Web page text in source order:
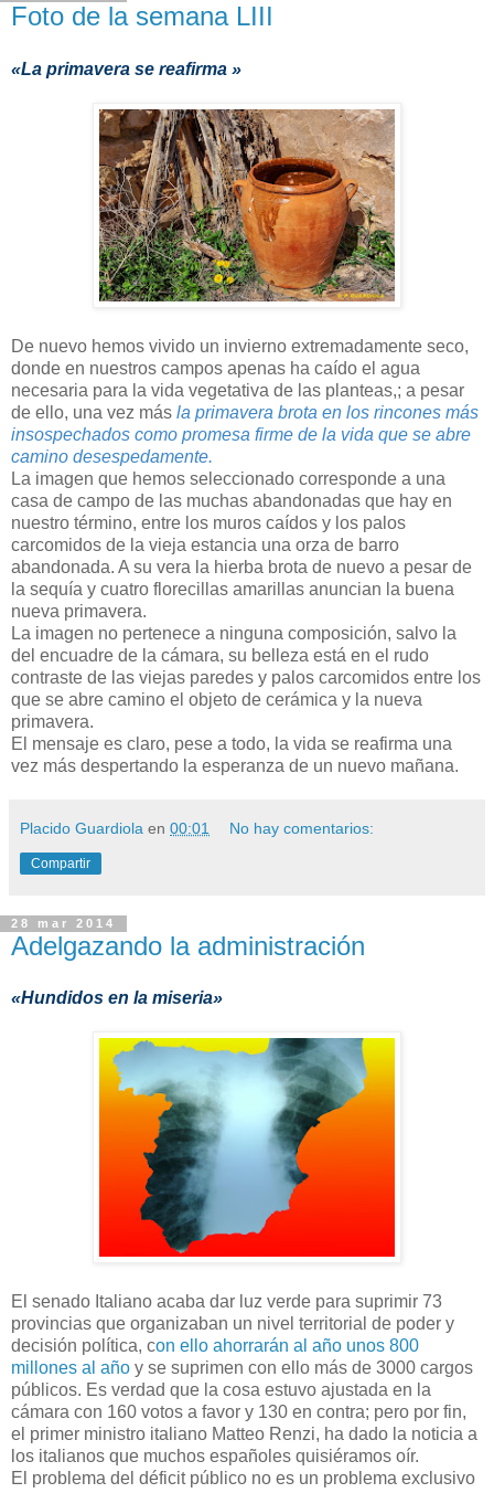
Foto de la semana LIII
«La primavera se reafirma »
De nuevo hemos vivido un invierno extremadamente seco,
donde en nuestros campos apenas ha caído el agua
necesaria para la vida vegetativa de las planteas,; a pesar
de ello, una vez más la primavera brota en los rincones más
insospechados como promesa firme de la vida que se abre
camino desespedamente.
La imagen que hemos seleccionado corresponde a una
casa de campo de las muchas abandonadas que hay en
nuestro término, entre los muros caídos y los palos
carcomidos de la vieja estancia una orza de barro
abandonada. A su vera la hierba brota de nuevo a pesar de
la sequía y cuatro florecillas amarillas anuncian la buena
nueva primavera.
La imagen no pertenece a ninguna composición, salvo la
del encuadre de la cámara, su belleza está en el rudo
contraste de las viejas paredes y palos carcomidos entre los
que se abre camino el objeto de cerámica y la nueva
primavera.
El mensaje es claro, pese a todo, la vida se reafirma una
vez más despertando la esperanza de un nuevo mañana.
Placido Guardiola en 00:01 No hay comentarios:
Compartir
28 mar 2014
Adelgazando la administración
«Hundidos en la miseria»
El senado Italiano acaba dar luz verde para suprimir 73
provincias que organizaban un nivel territorial de poder y
decisión política, con ello ahorrarán al año unos 800
millones al año y se suprimen con ello más de 3000 cargos
públicos. Es verdad que la cosa estuvo ajustada en la
cámara con 160 votos a favor y 130 en contra; pero por fin,
el primer ministro italiano Matteo Renzi, ha dado la noticia a
los italianos que muchos españoles quisiéramos oír.
El problema del déficit público no es un problema exclusivo